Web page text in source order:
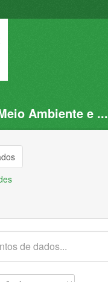
Ambiente e ...